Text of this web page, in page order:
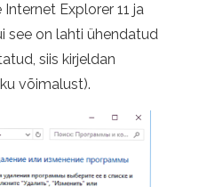
Explorer 11 ja
see on lahti ühendatud
siis kirjeldan
võimalust).